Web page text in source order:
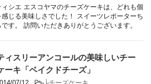
ィシエ エスコヤマのチーズケーキは、どれも個
感じる美味しさでした！ スイーツレポーターち
す。 訪問いただきありがとうございます。
ィスリーアンコールの美味しいチー
ーキ「ベイクドチーズ」